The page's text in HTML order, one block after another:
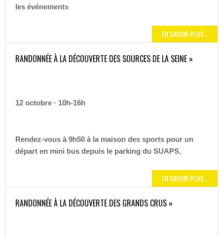
les événements
EN SAVOIR PLUS…
RANDONNÉE À LA DÉCOUVERTE DES SOURCES DE LA SEINE »
12 octobre · 10h-16h
Rendez-vous à 9h50 à la maison des sports pour un
départ en mini bus depuis le parking du SUAPS,
EN SAVOIR PLUS…
RANDONNÉE À LA DÉCOUVERTE DES GRANDS CRUS »